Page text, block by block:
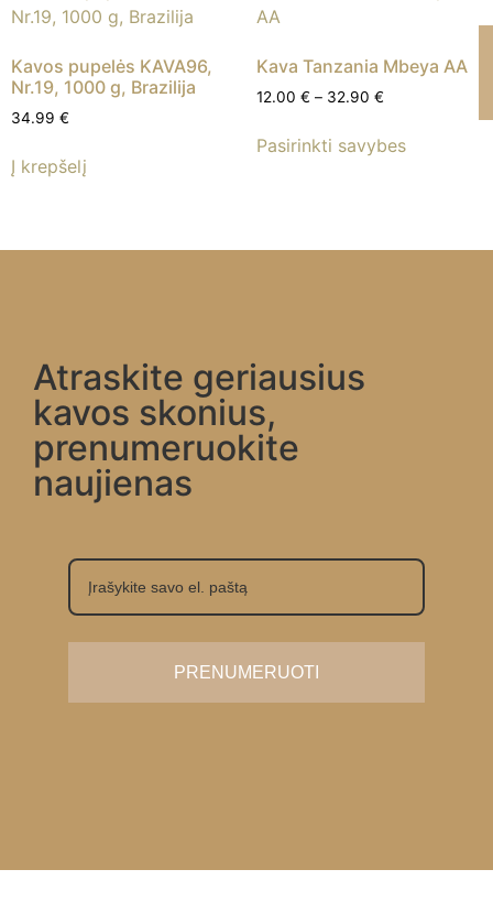
Kavos pupelės KAVA96,
Nr.19, 1000 g, Brazilija
34.99 €
Į krepšelį
Kava Tanzania Mbeya AA
12.00 € – 32.90 €
Pasirinkti savybes
Atraskite geriausius
kavos skonius,
prenumeruokite
naujienas
PRENUMERUOTI